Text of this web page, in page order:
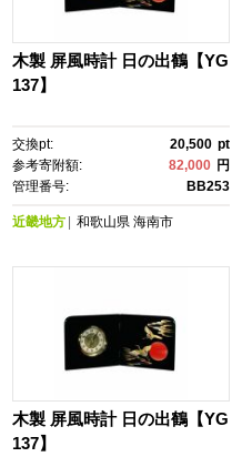
木製 屏風時計 日の出鶴【YG
137】
交換pt: 20,500 pt
参考寄附額:
82,000 円
管理番号:
BB253
近畿地方 和歌山県 海南市
木製 屏風時計 日の出鶴【YG
137】